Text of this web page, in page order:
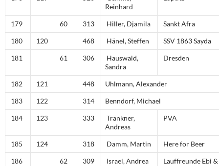
Reinhard
179 60 313 Hiller, Djamila Sankt Afra
180 120 468 Hänel, Steffen SSV 1863 Sayda
181 61 306
Hauswald,
Sandra
Dresden
182 121 448 Uhlmann, Alexander
183 122 314 Benndorf, Michael
184 123 333
Tränkner,
Andreas
PVA
185 124 318 Damm, Martin Here for Beer
186 62 309 Israel, Andrea Lauffreunde Ebi